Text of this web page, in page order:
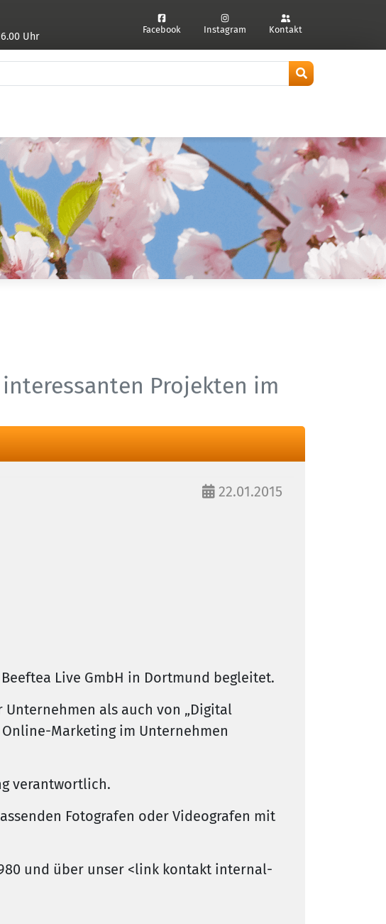
Uhr
Facebook Instagram Kontakt
Projekten im
22.01.2015
Live GmbH in Dortmund begleitet.
als auch von „Digital
Marketing im Unternehmen
verantwortlich.
Fotografen oder Videografen mit
und über unser <link kontakt internal-